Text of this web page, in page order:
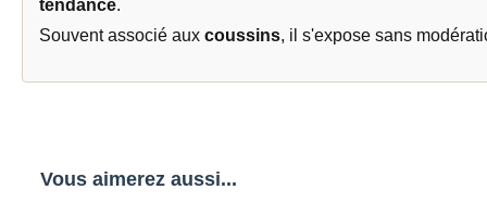
tendance.
Souvent associé aux coussins, il s'expose sans
Vous aimerez aussi...